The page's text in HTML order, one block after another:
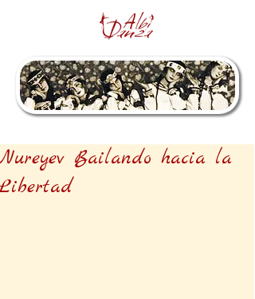
Nureyev Bailando hacia la
Libertad